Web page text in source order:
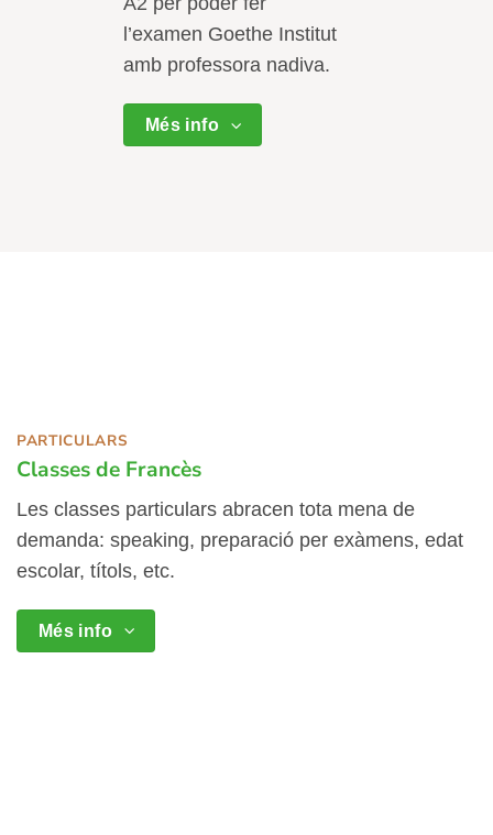
l’examen Goethe Institut
amb professora nadiva.
Més info
PARTICULARS
Classes de Francès
Les classes particulars abracen tota mena de
demanda: speaking, preparació per exàmens, edat
escolar, títols, etc.
Més info